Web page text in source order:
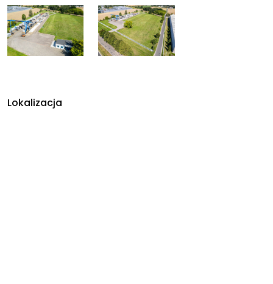
Lokalizacja